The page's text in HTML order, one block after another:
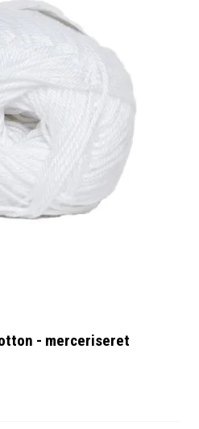
- merceriseret